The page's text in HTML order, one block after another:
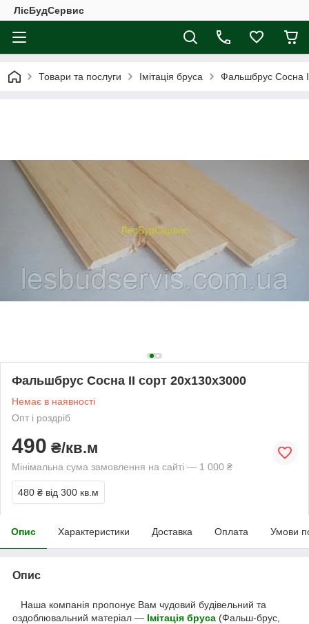
ЛісБудСервис
Товари та послуги Імітація бруса Фальшбрус Сосна
Фальшбрус Сосна ІІ сорт 20х130х3000
Немає в наявності
Опт і роздріб
490 ₴/кв.м
Мінімальна сума замовлення на сайті — 1 000 ₴
480 ₴ від 300 кв.м
Опис Характеристики Доставка Оплата Умови
Опис
Наша компанія пропонує Вам чудовий будівельний та
оздоблювальний матеріал — Імітація бруса (Фальш-брус,